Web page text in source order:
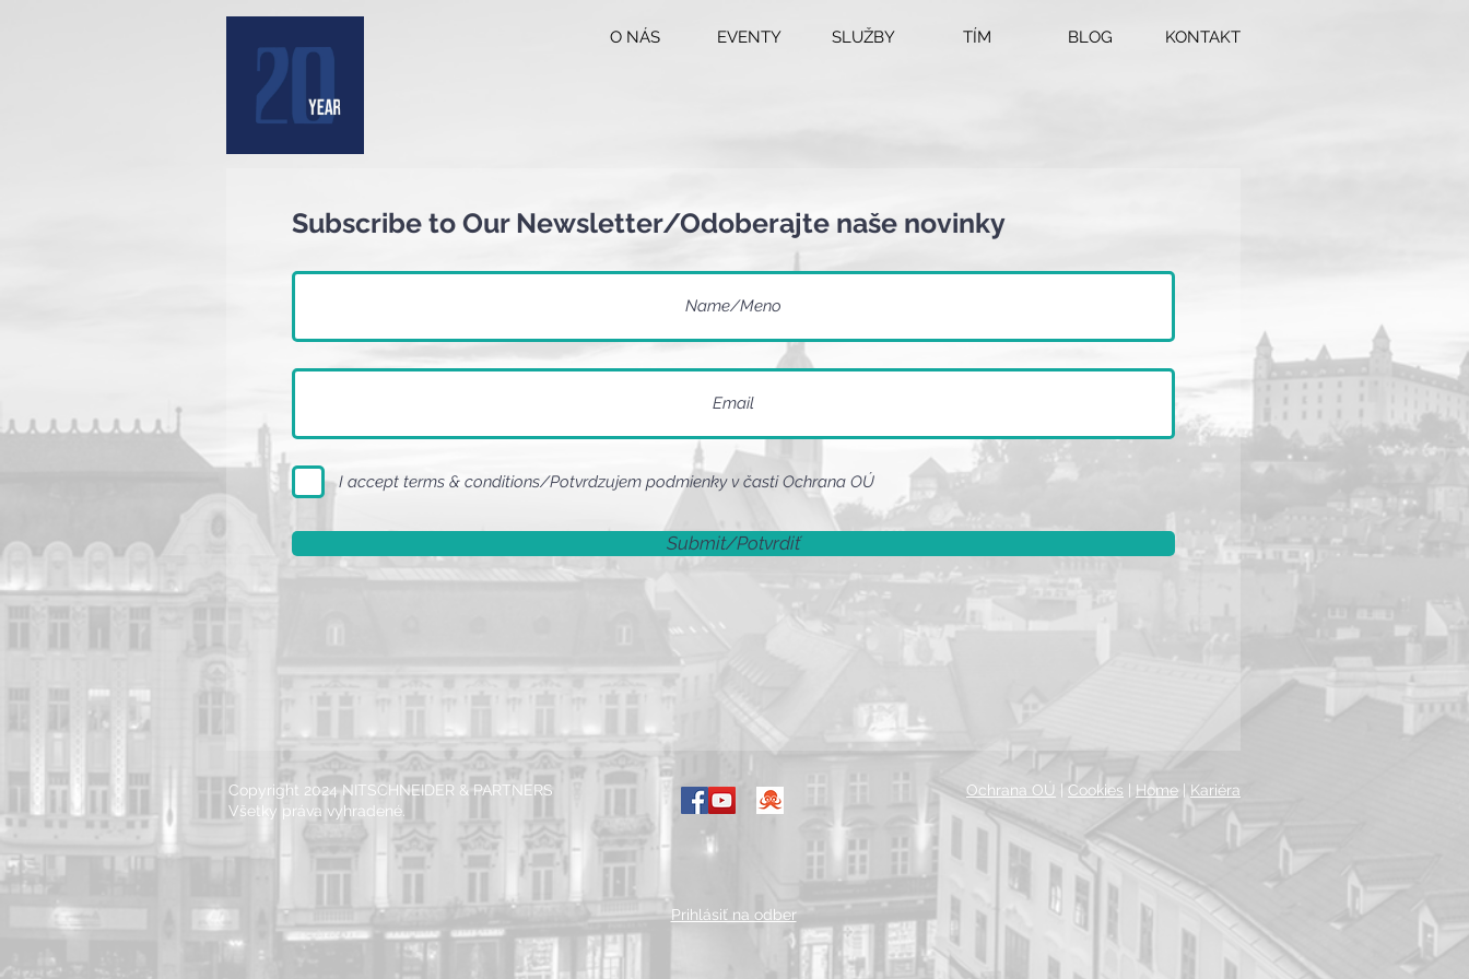
O NÁS EVENTY SLUŽBY TÍM BLOG KONTAKT
Subscribe to Our Newsletter/Odoberajte naše novinky
I accept terms & conditions/Potvrdzujem podmienky v časti Ochrana OÚ
Submit/Potvrdiť
Copyright 2024 NITSCHNEIDER & PARTNERS
Všetky práva vyhradené.
Ochrana OÚ Cookies Home Kariéra
Prihlásiť na odber